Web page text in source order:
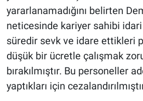
yararlanamadığını belirten
neticesinde kariyer sahibi
süredir sevk ve idare ettikleri
düşük bir ücretle çalışmak
bırakılmıştır. Bu personeller
yaptıkları için